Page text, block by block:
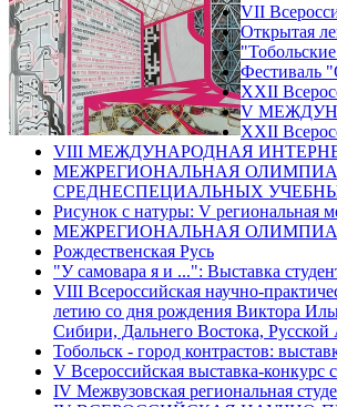
VII
Открытая
Фестиваль
XXII
V
XXII
VIII МЕЖДУНАРОДНАЯ
МЕЖРЕГИОНАЛЬНАЯ
СРЕДНЕСПЕЦИАЛЬНЫХ
Рисунок с натуры: V региональная
МЕЖРЕГИОНАЛЬНАЯ
Рождественская Русь
"У самовара я и ...": Выставка
VIII Всероссийская научно-
летию со дня рождения Виктора
Сибири, Дальнего Востока,
Тобольск - город контрастов:
V Всероссийская выставка-
IV Межвузовская региональная